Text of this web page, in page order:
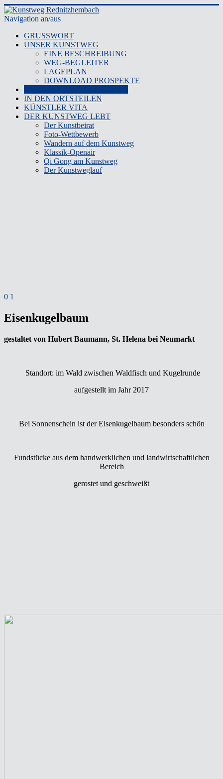
Navigation an/aus
GRUSSWORT
UNSER KUNSTWEG
EINE BESCHREIBUNG
WEG-BEGLEITER
LAGEPLAN
DOWNLOAD PROSPEKTE
IN DEN ORTSTEILEN
KÜNSTLER VITA
DER KUNSTWEG LEBT
Der Kunstbeirat
Foto-Wettbewerb
Wandern auf dem Kunstweg
Klassik-Openair
Qi Gong am Kunstweg
Der Kunstweglauf
0 1
Eisenkugelbaum
gestaltet von Hubert Baumann, St. Helena bei Neumarkt
Standort: im Wald zwischen Waldfisch und Kugelrunde
aufgestellt im Jahr 2017
Bei Sonnenschein ist der Eisenkugelbaum besonders schön
Fundstücke aus dem handwerklichen und landwirtschaftlichen
Bereich
gerostet und geschweißt